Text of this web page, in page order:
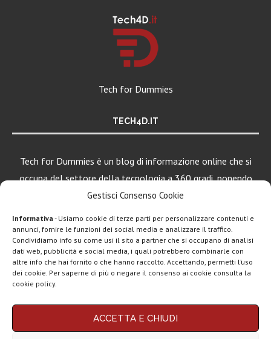
Gestisci Consenso Cookie
Informativa - Usiamo cookie di terze parti per personalizzare contenuti e
annunci, fornire le funzioni dei social media e analizzare il traffico.
Condividiamo info su come usi il sito a partner che si occupano di analisi
dati web, pubblicità e social media, i quali potrebbero combinarle con
altre info che hai fornito o che hanno raccolto. Accettando, permetti l’uso
dei cookie. Per saperne di più o negare il consenso ai cookie consulta la
cookie policy.
ACCETTA E CHIUDI
Tech for Dummies
TECH4D.IT
Tech for Dummies è un blog di informazione online che si
occupa del settore della tecnologia a 360 gradi, ponendo
una particolare attenzione al mondo Android, Apple e
Chi siamo Contatti Disclaimer Privacy policy
LEGGI ANCHE
Google lancia
Search Live con
Rassegna stampa